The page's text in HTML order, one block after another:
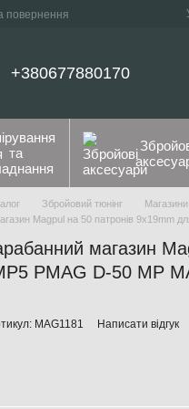
повернення
+380677880170
та
Збройовий тюнінг
Magpul на 50 патронів 9x19mm
магазин
PMAG D-50 MP
MAG1181 Написати відгук